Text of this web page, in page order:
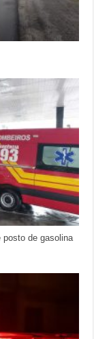
posto de gasolina